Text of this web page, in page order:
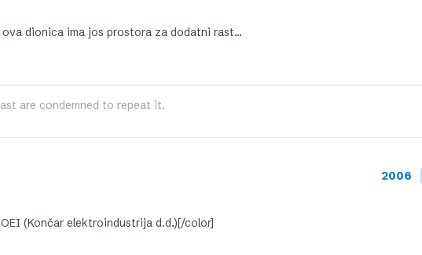
dionica ima jos prostora za dodatni rast…
are condemned to repeat it.
2006
(Končar elektroindustrija d.d.)[/color]